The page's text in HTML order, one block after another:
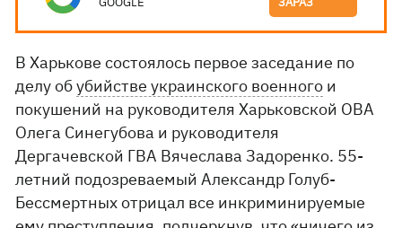
В Харькове состоялось первое заседание по
делу обубийстве украинского военного и
покушений на руководителя Харьковской ОВА
Олега Синегубова и руководителя
Дергачевской ГВА Вячеслава Задоренко. 55-
летний подозреваемый Александр Голуб-
Бессмертных отрицал все инкриминируемые